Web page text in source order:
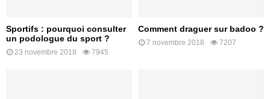
Sportifs : pourquoi consulter
un podologue du sport ?
23 novembre 2018 7945
Comment draguer sur badoo ?
7 novembre 2018 7207